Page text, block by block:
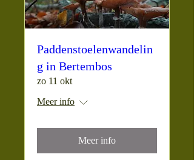
Paddenstoelenwandelin
g in Bertembos
zo 11 okt
Meer info
Meer info